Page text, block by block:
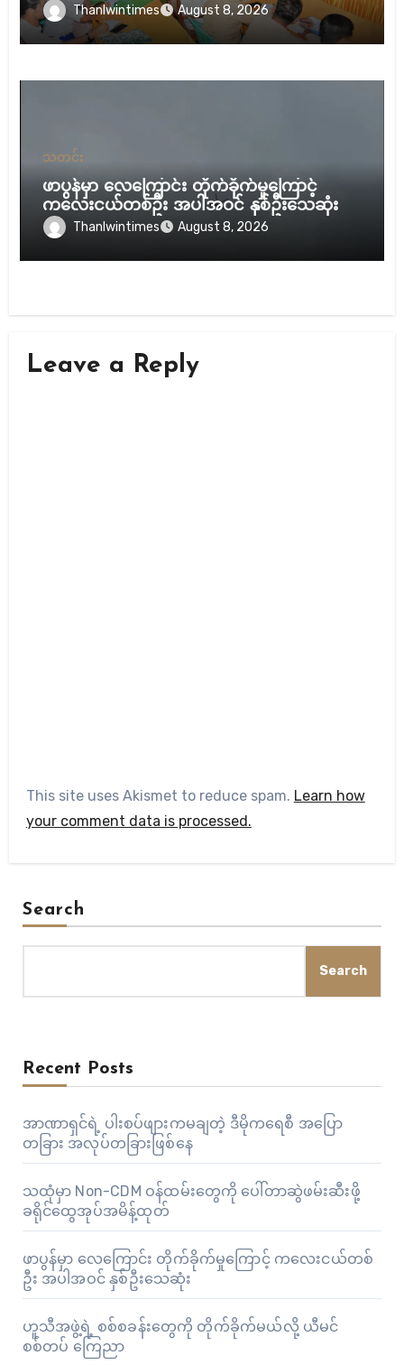
Thanlwintimes August 8, 2026
သတင်း
ဖာပွန်မှာ လေကြောင်း တိုက်ခိုက်မှုကြောင့်
ကလေးငယ်တစ်ဦး အပါအဝင် နှစ်ဦးသေဆုံး
Thanlwintimes August 8, 2026
Leave a Reply
This site uses Akismet to reduce spam. Learn how
your comment data is processed.
Search
Search
Recent Posts
အာဏာရှင်ရဲ့ ပါးစပ်ဖျားကမချတဲ့ ဒီမိုကရေစီ အပြော
တခြား အလုပ်တခြားဖြစ်နေ
သထုံမှာ Non-CDM ဝန်ထမ်းတွေကို ပေါ်တာဆွဲဖမ်းဆီးဖို့
ခရိုင်ထွေအုပ်အမိန့်ထုတ်
ဖာပွန်မှာ လေကြောင်း တိုက်ခိုက်မှုကြောင့် ကလေးငယ်တစ်
ဦး အပါအဝင် နှစ်ဦးသေဆုံး
ဟူသီအဖွဲ့ရဲ့ စစ်စခန်းတွေကို တိုက်ခိုက်မယ်လို့ ယီမင်
စစ်တပ် ကြေညာ